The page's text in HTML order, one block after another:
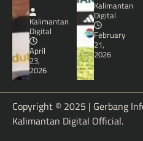
Kalimantan
Digital
April
23,
2026
Kalimantan
Digital
February
21,
2026
Copyright © 2025 | Gerbang
Kalimantan Digital Official.